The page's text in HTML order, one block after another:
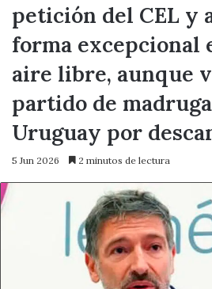
petición del CEL y
forma excepcional
aire libre, aunque
partido de
Uruguay por
5 Jun 2026 2 minutos de lectura